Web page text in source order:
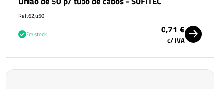
Ref. 62,u50
Em stock 0,71 €
c/ IVA